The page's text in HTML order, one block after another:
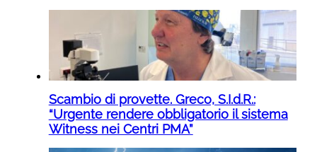
Scambio di provette. Greco, S.I.d.R.:
“Urgente rendere obbligatorio il sistema
Witness nei Centri PMA”